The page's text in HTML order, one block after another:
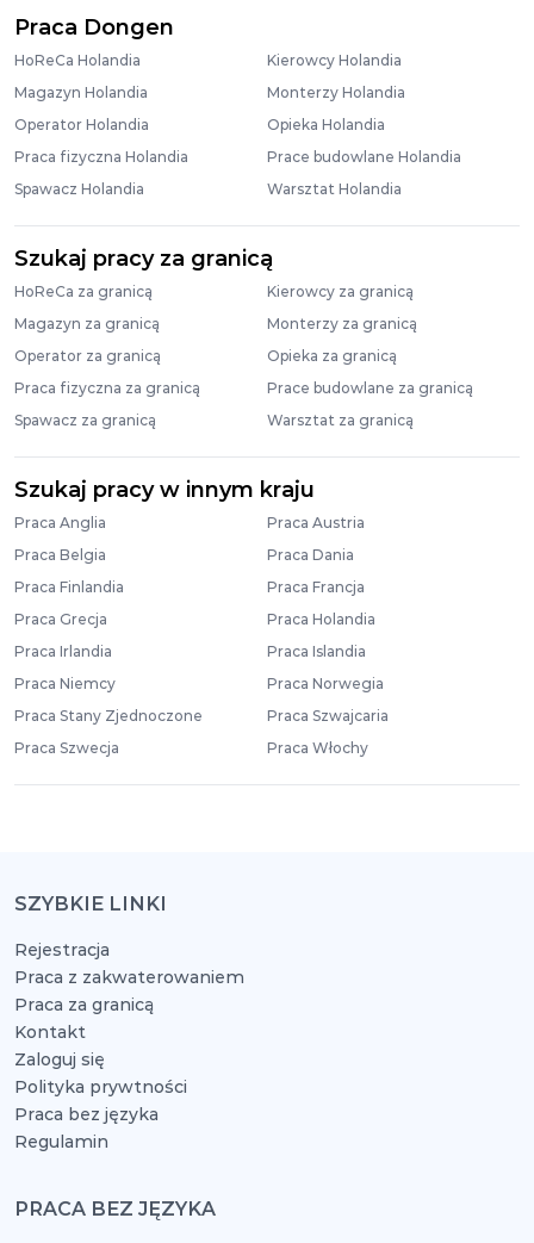
Praca Dongen
HoReCa Holandia
Kierowcy Holandia
Magazyn Holandia
Monterzy Holandia
Operator Holandia
Opieka Holandia
Praca fizyczna Holandia
Prace budowlane Holandia
Spawacz Holandia
Warsztat Holandia
Szukaj pracy za granicą
HoReCa za granicą
Kierowcy za granicą
Magazyn za granicą
Monterzy za granicą
Operator za granicą
Opieka za granicą
Praca fizyczna za granicą
Prace budowlane za granicą
Spawacz za granicą
Warsztat za granicą
Szukaj pracy w innym kraju
Praca Anglia
Praca Austria
Praca Belgia
Praca Dania
Praca Finlandia
Praca Francja
Praca Grecja
Praca Holandia
Praca Irlandia
Praca Islandia
Praca Niemcy
Praca Norwegia
Praca Stany Zjednoczone
Praca Szwajcaria
Praca Szwecja
Praca Włochy
SZYBKIE LINKI
Rejestracja
Praca z zakwaterowaniem
Praca za granicą
Kontakt
Zaloguj się
Polityka prywtności
Praca bez języka
Regulamin
PRACA BEZ JĘZYKA